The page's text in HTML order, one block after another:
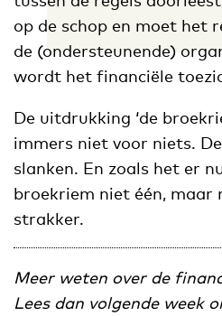
op de schop en moet het
de (ondersteunende)
wordt het financiële
De uitdrukking ‘de
immers niet voor niets.
slanken. En zoals het er
broekriem niet één, maar
strakker.
Meer weten over de
Lees dan volgende week